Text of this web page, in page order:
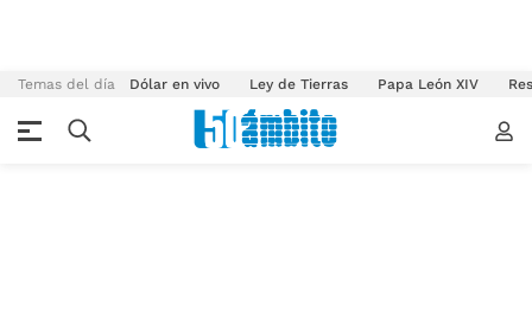
Temas del día Dólar en vivo Ley de Tierras Papa León XIV